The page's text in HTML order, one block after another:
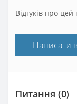
Відгуків про
+ Написати
Питання (0)